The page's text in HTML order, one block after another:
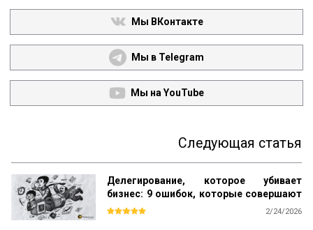
Мы ВКонтакте
Мы в Telegram
Мы на YouTube
Следующая статья
Делегирование, которое убивает
бизнес: 9 ошибок, которые совершают
прямо сейчас
2/24/2026